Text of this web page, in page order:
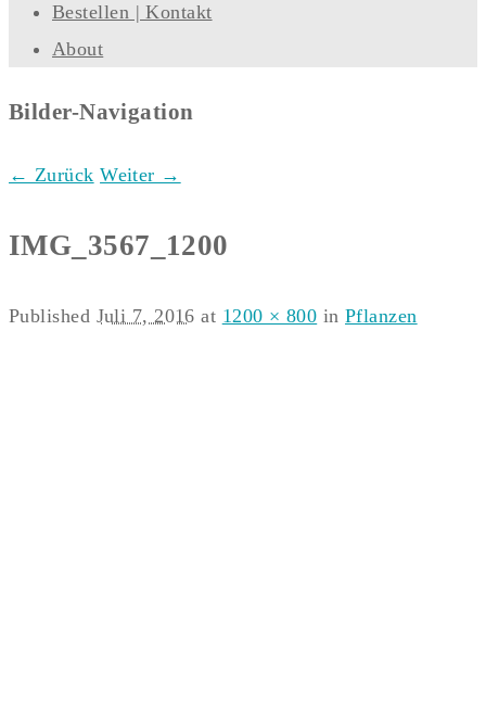
Bestellen | Kontakt
About
Bilder-Navigation
← Zurück Weiter →
IMG_3567_1200
Published Juli 7, 2016 at 1200 × 800 inPflanzen